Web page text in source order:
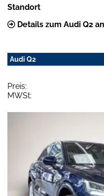
Standort
Details zum Audi Q2
Audi Q2
Preis:
MWSt: